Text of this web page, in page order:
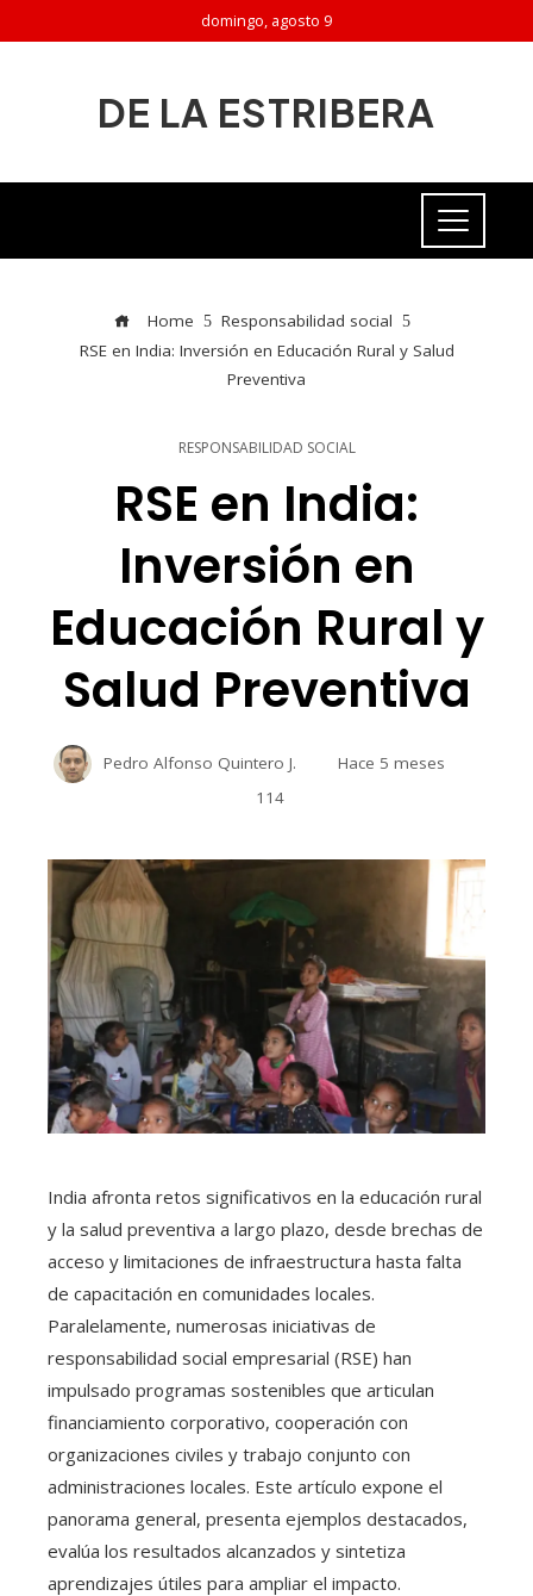
domingo, agosto 9
DE LA ESTRIBERA
Home
Responsabilidad social
RSE en India: Inversión en Educación Rural y Salud
Preventiva
RESPONSABILIDAD SOCIAL
RSE en India:
Inversión en
Educación Rural y
Salud Preventiva
Pedro Alfonso Quintero J.
Hace 5 meses
114
India afronta retos significativos en la educación rural
y la salud preventiva a largo plazo, desde brechas de
acceso y limitaciones de infraestructura hasta falta
de capacitación en comunidades locales.
Paralelamente, numerosas iniciativas de
responsabilidad social empresarial (RSE) han
impulsado programas sostenibles que articulan
financiamiento corporativo, cooperación con
organizaciones civiles y trabajo conjunto con
administraciones locales. Este artículo expone el
panorama general, presenta ejemplos destacados,
evalúa los resultados alcanzados y sintetiza
aprendizajes útiles para ampliar el impacto.